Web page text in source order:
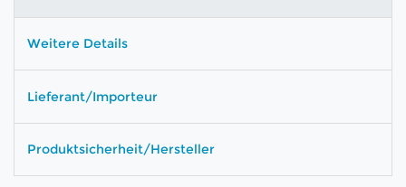
Weitere Details
Lieferant/Importeur
Produktsicherheit/Hersteller